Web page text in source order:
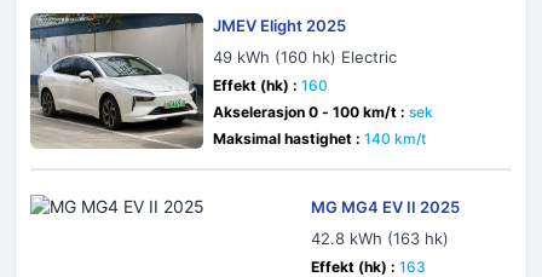
JMEV Elight 2025
49 kWh (160 hk) Electric
Effekt (hk) : 160
Akselerasjon 0 - 100 km/t : sek
Maksimal hastighet : 140 km/t
MG MG4 EV II 2025
42.8 kWh (163 hk)
Effekt (hk) : 163